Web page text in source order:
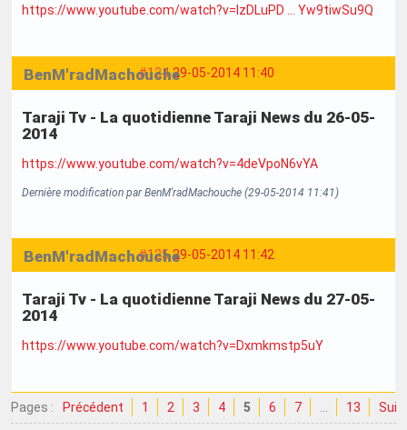
https://www.youtube.com/watch?v=IzDLuPD … Yw9tiwSu9Q
#124 29-05-2014 11:40
BenM'radMachouche
Taraji Tv - La quotidienne Taraji News du 26-05-
2014
https://www.youtube.com/watch?v=4deVpoN6vYA
Dernière modification par BenM'radMachouche (29-05-2014 11:41)
#125 29-05-2014 11:42
BenM'radMachouche
Taraji Tv - La quotidienne Taraji News du 27-05-
2014
https://www.youtube.com/watch?v=Dxmkmstp5uY
Pages : Précédent 1 2 3 4 5 6 7 13